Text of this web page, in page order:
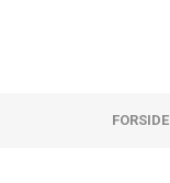
FORSIDE